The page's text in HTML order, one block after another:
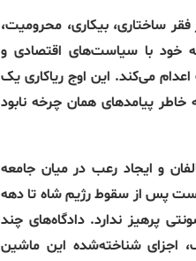
ساختاری، بیکاری، محرومیت،
خود با سیاست‌های اقتصادی و
می‌کند. این اوج ریاکاری یک
پیامدهای همان چرخه نابود
و ایجاد رعب در میان جامعه
پس از سقوط رژیم شاه تا دهه
پرهیز ندارد.دادگاه‌های چند
اجزای شناخته‌شده این ماشین